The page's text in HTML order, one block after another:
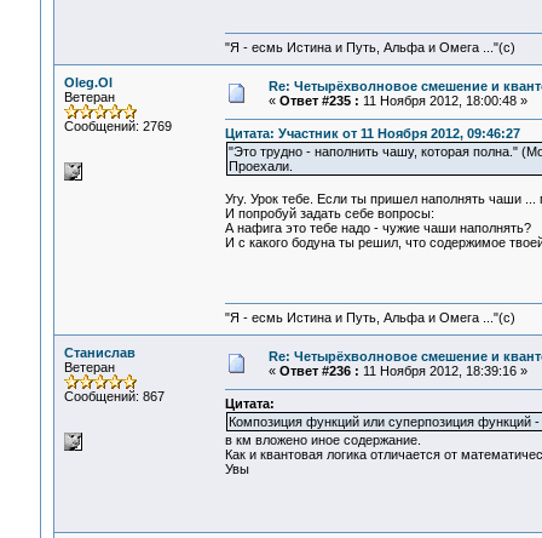
"Я - есмь Истина и Путь, Альфа и Омега ..."(с)
Oleg.Ol
Ветеран
Сообщений: 2769
Re: Четырёхволновое смешение и
« Ответ #235 : 11 Ноября 2012, 18:00:48 »
Цитата: Участник от 11 Ноября 2012, 09:46:27
"Это трудно - наполнить чашу, которая полна."
Проехали.
Угу. Урок тебе. Если ты пришел наполнять чаши ...
И попробуй задать себе вопросы:
А нафига это тебе надо - чужие чаши наполнять?
И с какого бодуна ты решил, что содержимое
"Я - есмь Истина и Путь, Альфа и Омега ..."(с)
Станислав
Ветеран
Сообщений: 867
Re: Четырёхволновое смешение и
« Ответ #236 : 11 Ноября 2012, 18:39:16 »
Цитата:
Композиция функций или суперпозиция функций
в км вложено иное содержание.
Как и квантовая логика отличается от
Увы